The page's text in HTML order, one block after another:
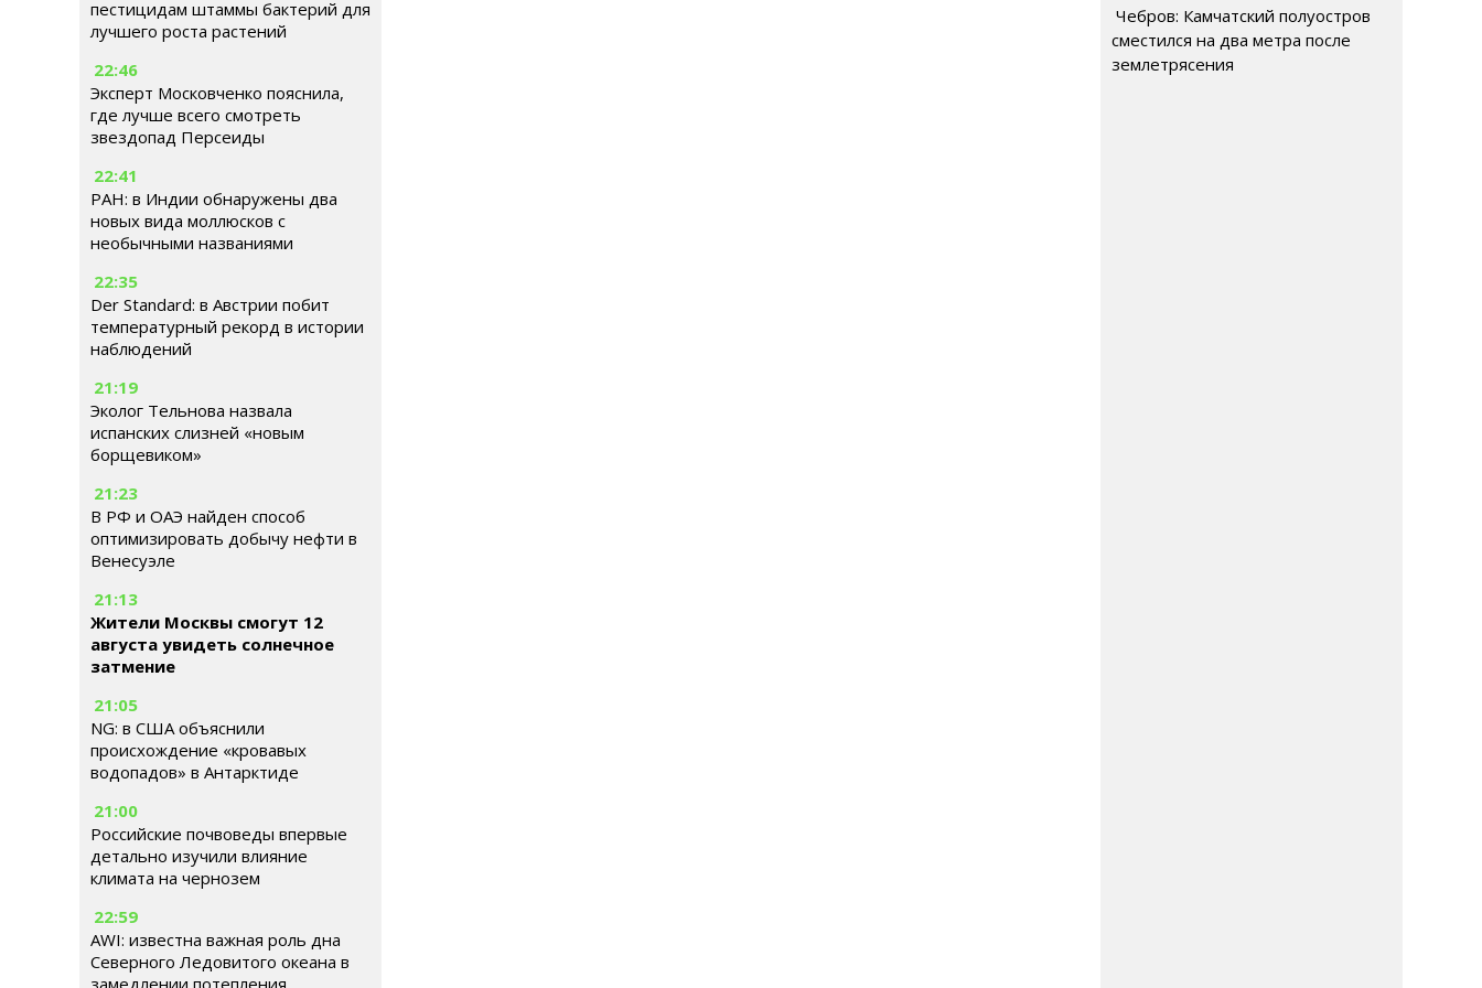
пестицидам штаммы бактерий для
лучшего роста растений
22:46
Эксперт Московченко пояснила,
где лучше всего смотреть
звездопад Персеиды
22:41
РАН: в Индии обнаружены два
новых вида моллюсков с
необычными названиями
22:35
Der Standard: в Австрии побит
температурный рекорд в истории
наблюдений
21:19
Эколог Тельнова назвала
испанских слизней «новым
борщевиком»
21:23
В РФ и ОАЭ найден способ
оптимизировать добычу нефти в
Венесуэле
21:13
Жители Москвы смогут 12
августа увидеть солнечное
затмение
21:05
NG: в США объяснили
происхождение «кровавых
водопадов» в Антарктиде
21:00
Российские почвоведы впервые
детально изучили влияние
климата на чернозем
22:59
AWI: известна важная роль дна
Северного Ледовитого океана в
замедлении потепления
Чебров: Камчатский полуостров
сместился на два метра после
землетрясения